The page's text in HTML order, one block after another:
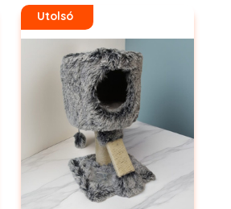
Utolsó